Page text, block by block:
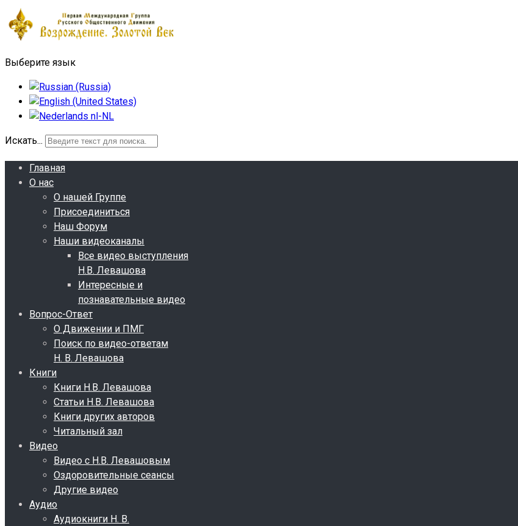
Выберите язык
Искать...
Главная
О нас
О нашей Группе
Присоединиться
Наш Форум
Наши видеоканалы
Все видео выступления
Н.В. Левашова
Интересные и
познавательные видео
Вопрос-Ответ
О Движении и ПМГ
Поиск по видео-ответам
Н. В. Левашова
Книги
Книги Н.В. Левашова
Статьи Н.В. Левашова
Книги других авторов
Читальный зал
Видео
Видео с Н.В. Левашовым
Оздоровительные сеансы
Другие видео
Аудио
Аудиокниги Н. В.